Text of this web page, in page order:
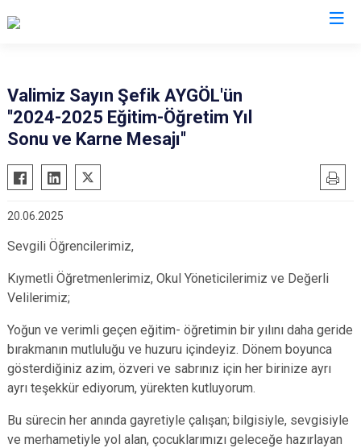
Valimiz Sayın Şefik AYGÖL'ün
''2024-2025 Eğitim-Öğretim Yıl
Sonu ve Karne Mesajı''
20.06.2025
Sevgili Öğrencilerimiz,
Kıymetli Öğretmenlerimiz, Okul Yöneticilerimiz ve Değerli
Velilerimiz;
Yoğun ve verimli geçen eğitim- öğretimin bir yılını daha geride
bırakmanın mutluluğu ve huzuru içindeyiz. Dönem boyunca
gösterdiğiniz azim, özveri ve sabrınız için her birinize ayrı
ayrı teşekkür ediyorum, yürekten kutluyorum.
Bu sürecin her anında gayretiyle çalışan; bilgisiyle, sevgisiyle
ve merhametiyle yol alan, çocuklarımızı geleceğe hazırlayan